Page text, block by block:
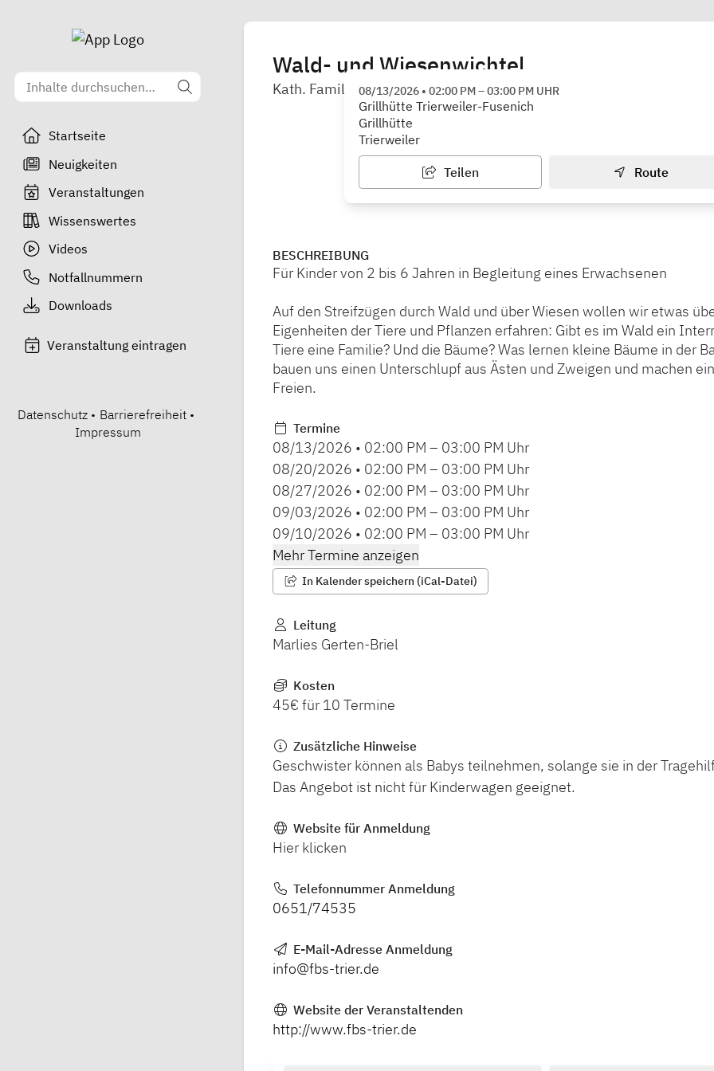
Startseite
Neuigkeiten
Veranstaltungen
Wissenswertes
Videos
Notfallnummern
Downloads
Veranstaltung eintragen
Datenschutz • Barrierefreiheit •
Impressum
Wald- und Wiesenwichtel
Kath. Familienbildungsstätte Trier
08/13/2026 • 02:00 PM–03:00 PM UHR
Grillhütte Trierweiler-Fusenich
Grillhütte
Trierweiler
Teilen Route
BESCHREIBUNG
Für Kinder von 2 bis 6 Jahren in Begleitung eines Erwachsenen
Auf den Streifzügen durch Wald und über Wiesen wollen wir etwas
Eigenheiten der Tiere und Pflanzen erfahren: Gibt es im Wald ein
Tiere eine Familie? Und die Bäume? Was lernen kleine Bäume in der
bauen uns einen Unterschlupf aus Ästen und Zweigen und machen
Freien.
Termine
08/13/2026 • 02:00 PM – 03:00 PM Uhr
08/20/2026 • 02:00 PM – 03:00 PM Uhr
08/27/2026 • 02:00 PM – 03:00 PM Uhr
09/03/2026 • 02:00 PM – 03:00 PM Uhr
09/10/2026 • 02:00 PM – 03:00 PM Uhr
Mehr Termine anzeigen
In Kalender speichern (iCal-Datei)
Leitung
Marlies Gerten-Briel
Kosten
45€ für 10 Termine
Zusätzliche Hinweise
Geschwister können als Babys teilnehmen, solange sie in der
Das Angebot ist nicht für Kinderwagen geeignet.
Website für Anmeldung
Hier klicken
Telefonnummer Anmeldung
0651/74535
E-Mail-Adresse Anmeldung
info@fbs-trier.de
Website der Veranstaltenden
http://www.fbs-trier.de